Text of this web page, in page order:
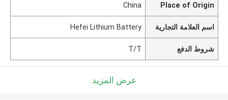
Place of Origin
China
اسم العلامة التجارية Hefei Lithium Battery
شروط الدفع T/T
عرض المزيد